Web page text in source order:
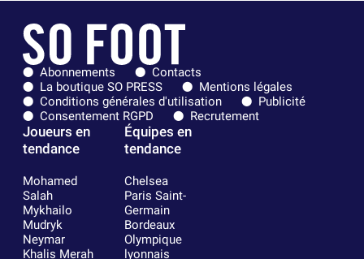
Abonnements
Contacts
La boutique SO PRESS
Mentions légales
Conditions générales d'utilisation
Publicité
Consentement RGPD
Recrutement
Joueurs en
tendance
Mohamed
Salah
Mykhailo
Mudryk
Neymar
Khalis Merah
Équipes en
tendance
Chelsea
Paris Saint-
Germain
Bordeaux
Olympique
lyonnais